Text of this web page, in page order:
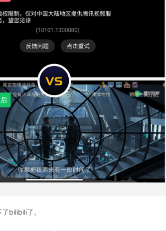
bilibili了。